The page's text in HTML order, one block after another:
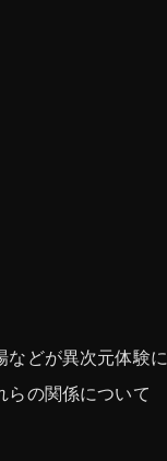
などが異次元体験に
らの関係について